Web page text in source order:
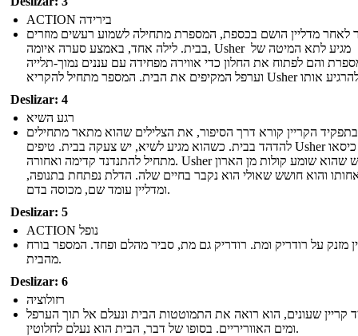
ACTION בירידה
לאחר מדליין הושם בכספת, המספרת מתחילה לשמוע רעשים מוזרים
בבית. לילה אחד, באמצע סערה איומה, Usher מגיע לתא המיטה של ​​
והם לפתוח את החלון כדי אווירה מפחידה עם עננים נמוך-תלייה
Deslizar: 4
רגע השיא
בתפקיד הקריין קורא דרך הסיפור, את הצלילים שהוא מתאר מתחילים
להדהד בבית. כשהוא מגיע לשיא, יש צעקה בבית. טיפים Usher על כיסאו
מתחיל להתנדנד קדימה ואחורה. Usher לוחש שהוא שומע קולות מן הארון
והוא חושש שאולי הוא נקבר בחיים שלה. הדלת נפתחת בתנופה,
ומדליין עומד שם, מכוסה בדם.
Deslizar: 5
ACTION נופל
מזנק על רודריק ומת. רודריק גם מת, סביר מהלם ופחד. המספר בורח
מהבית.
Deslizar: 6
רזולוציה
קריין שעונים, הוא רואה את התמוטטות הבית ונעלם אל תוך הערפל
ומים האווריריים. בסופו של דבר, הבית הוא נעלם לחלוטין.